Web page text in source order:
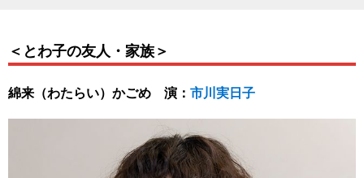
＜とわ子の友人・家族＞
綿来（わたらい）かごめ 演： 市川実日子